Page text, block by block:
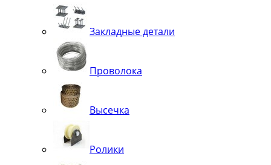
Закладные детали
Проволока
Высечка
Ролики